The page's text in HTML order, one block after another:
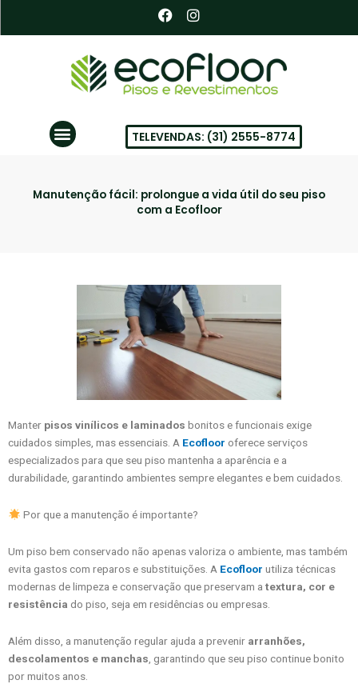
F
a
c
b
o
o
I
n
s
t
a
r
m
Menu
TELEVENDAS: (31) 2555-8774
Manutenção fácil: prolongue a vida útil do seu piso
com a Ecofloor
Manter pisos vinílicos e laminados bonitos e funcionais exige
cuidados simples, mas essenciais. A Ecofloor oferece serviços
especializados para que seu piso mantenha a aparência e a
durabilidade, garantindo ambientes sempre elegantes e bem cuidados.
Por que a manutenção é importante?
Um piso bem conservado não apenas valoriza o ambiente, mas também
evita gastos com reparos e substituições. A Ecofloor utiliza técnicas
modernas de limpeza e conservação que preservam a textura, cor e
resistência do piso, seja em residências ou empresas.
Além disso, a manutenção regular ajuda a prevenir arranhões,
descolamentos e manchas, garantindo que seu piso continue bonito
por muitos anos.